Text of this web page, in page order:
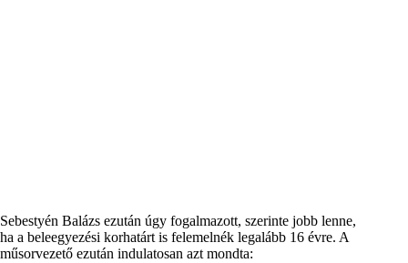
Sebestyén Balázs ezután úgy fogalmazott, szerinte jobb lenne,
ha a beleegyezési korhatárt is felemelnék legalább 16 évre. A
műsorvezető ezután indulatosan azt mondta: